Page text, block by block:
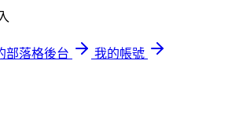
部落格後台
我的帳號